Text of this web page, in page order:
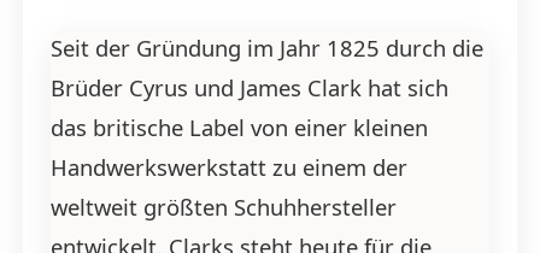
Seit der Gründung im Jahr 1825 durch die
Brüder Cyrus und James Clark hat sich
das britische Label von einer kleinen
Handwerkswerkstatt zu einem der
weltweit größten Schuhhersteller
entwickelt. Clarks steht heute für die